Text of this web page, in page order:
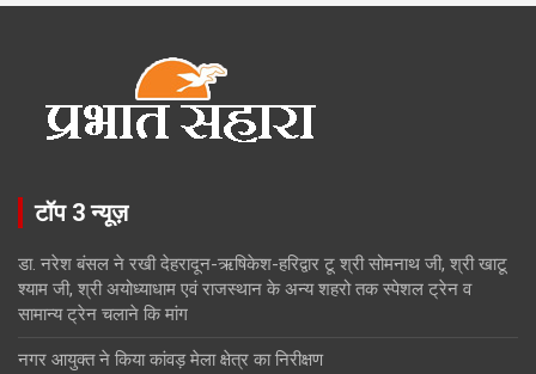
टॉप 3 न्यूज़
डा. नरेश बंसल ने रखी देहरादून-ऋषिकेश-हरिद्वार टू श्री सोमनाथ जी, श्री खाटू
श्याम जी, श्री अयोध्याधाम एवं राजस्थान के अन्य शहरो तक स्पेशल ट्रेन व
सामान्य ट्रेन चलाने कि मांग
नगर आयुक्त ने किया कांवड़ मेला क्षेत्र का निरीक्षण